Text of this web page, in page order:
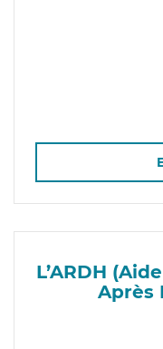
L’ARDH
Après